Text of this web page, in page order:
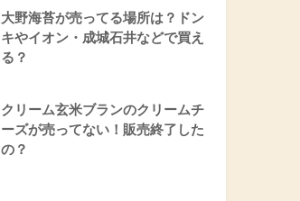
大野海苔が売ってる場所は？ドン
キやイオン・成城石井などで買え
る？
クリーム玄米ブランのクリームチ
ーズが売ってない！販売終了した
の？